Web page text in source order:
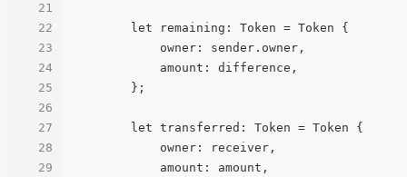
21
22
23
24
25
26
27
28
29